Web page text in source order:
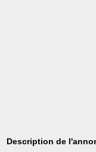
Description de